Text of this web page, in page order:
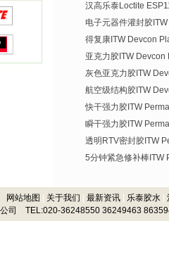
汉高乐泰Loctite
电子元器件灌封胶
得复康ITW Devcon
亚克力胶ITW Devcon
灰色亚克力胶ITW
航空级结构胶ITW
快干强力胶ITW
瞬干强力胶ITW
透明RTV密封胶ITW
5分钟紧急修补棒ITW
网站地图 关于我们 最新资讯| 乐泰胶水|
司 TEL:020-36248550 36249463